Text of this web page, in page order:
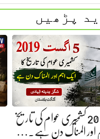
پڑھیں
5 اگست 2019 کشمیری عوام کی تاریخ
اور المناک دن ہے.…